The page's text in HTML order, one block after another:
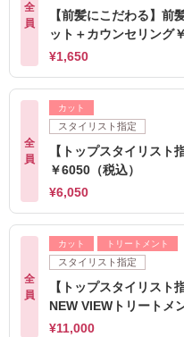
全
員
【前髪にこだわる】前
ット＋カウンセリング
¥1,650
全
員
カット
スタイリスト指定
【トップスタイリスト
￥6050（税込）
¥6,050
全
員
カット トリートメント
スタイリスト指定
【トップスタイリスト
NEW VIEWトリートメ
¥11,000